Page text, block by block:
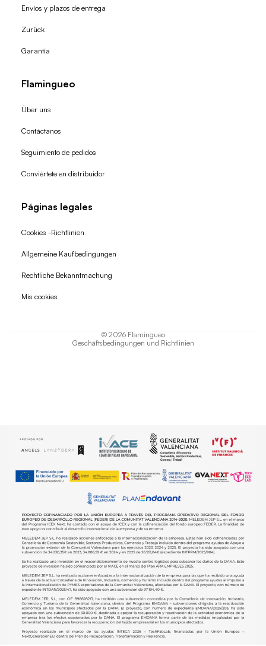
Envíos y plazos de entrega
Zurück
Garantía
Flamingueo
Über uns
Contáctanos
Seguimiento de pedidos
Conviértete en distribuidor
Páginas legales
Cookies -Richtlinien
Allgemeine Kaufbedingungen
Rechtliche Bekanntmachung
Mis cookies
© 2026 Flamingueo
Geschäftsbedingungen und Richtlinien
Widerrufsrecht